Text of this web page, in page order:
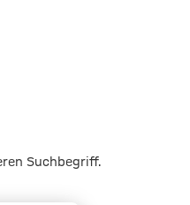
Suchbegriff.